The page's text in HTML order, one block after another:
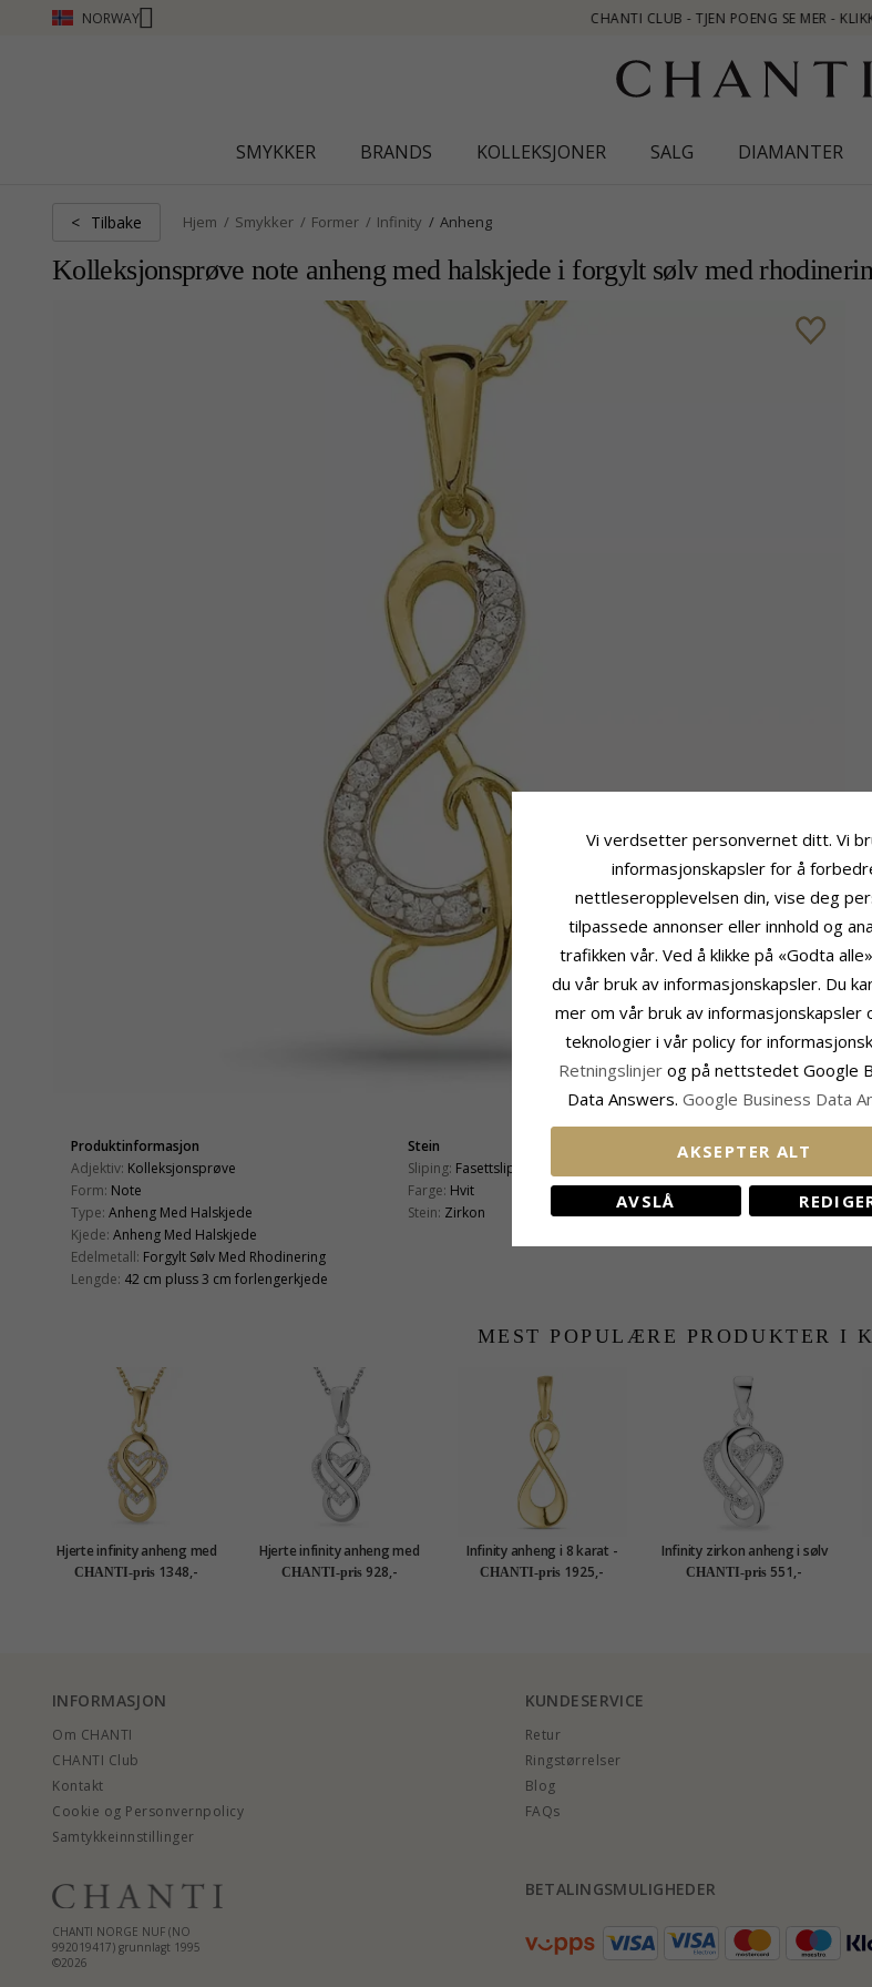
NORWAY CHANTI CLUB - TJEN POENG SE MER - KLIKK HER
SMYKKER BRANDS KOLLEKSJONER SALG DIAMANTER
< Tilbake Hjem Smykker Former Infinity Anheng
Kolleksjonsprøve note anheng med halskjede i forgylt sølv med
Produktinformasjon
Adjektiv: Kolleksjonsprøve
Form: Note
Type: Anheng Med Halskjede
Kjede: Anheng Med Halskjede
Edelmetall: Forgylt Sølv Med Rhodinering
Lengde: 42 cm pluss 3 cm forlengerkjede
Stein
Sliping: Fasettslipt
Farge: Hvit
Stein: Zirkon
Fatning
Bredde:7,3 mm
MEST POPULÆRE PRODUKTER I
Hjerte infinity anheng med
halskjede i forgylt sølv
CHANTI-pris 1348,-
Hjerte infinity anheng med
halskjede i sølv
CHANTI-pris 928,-
Infinity anheng i 8 karat -
Gold Collection
CHANTI-pris 1925,-
Infinity zirkon anheng i sølv
CHANTI-pris 551,-
INFORMASJON
Om CHANTI
CHANTI Club
Kontakt
Cookie og Personvernpolicy
Samtykkeinnstillinger
KUNDESERVICE
Retur
Ringstørrelser
Blog
FAQs
CHANTI NORGE NUF (NO
992019417) grunnlagt 1995
©2026
BETALINGSMULIGHEDER
Vi verdsetter personvernet ditt. Vi
informasjonskapsler for å
nettleseropplevelsen din, vise deg
tilpassede annonser eller innhold og
trafikken vår. Ved å klikke på «Godta
du vår bruk av informasjonskapsler. Du
mer om vår bruk av informasjonskapsler
teknologier i vår policy for
Retningslinjer og på nettstedet Google
Data Answers. Google Business Data
AKSEPTER ALT
AVSLÅ